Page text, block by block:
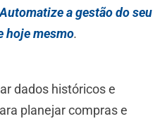
a gestão do seu
hoje mesmo.
dados históricos e
planejar compras e